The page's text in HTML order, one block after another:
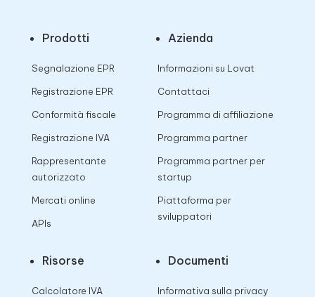
Prodotti
Segnalazione EPR
Registrazione EPR
Conformità fiscale
Registrazione IVA
Rappresentante
autorizzato
Mercati online
APIs
Azienda
Informazioni su Lovat
Contattaci
Programma di affiliazione
Programma partner
Programma partner per
startup
Piattaforma per
sviluppatori
Risorse
Calcolatore IVA
Documenti
Informativa sulla privacy